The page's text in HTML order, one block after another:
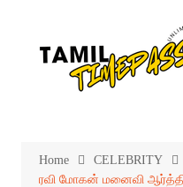
Home
CELEBRITY
ரவி மோகன் மனைவி